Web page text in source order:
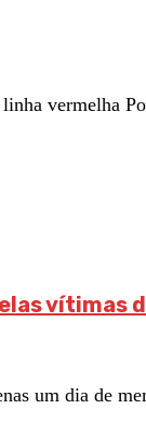
vermelha
vítimas
um dia de